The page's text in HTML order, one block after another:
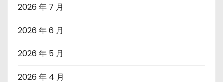
2026 年 7 月
2026 年 6 月
2026 年 5 月
2026 年 4 月